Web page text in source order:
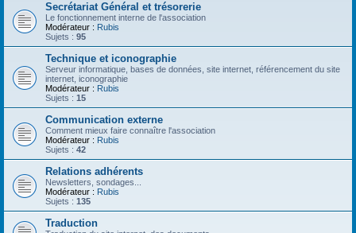
Secrétariat Général et trésorerie
Le fonctionnement interne de l'association
Modérateur : Rubis
Sujets : 95
Technique et iconographie
Serveur informatique, bases de données, site internet, référencement du site
internet, iconographie
Modérateur : Rubis
Sujets : 15
Communication externe
Comment mieux faire connaître l'association
Modérateur : Rubis
Sujets : 42
Relations adhérents
Newsletters, sondages...
Modérateur : Rubis
Sujets : 135
Traduction